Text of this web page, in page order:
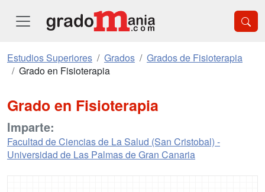
Estudios Superiores Grados
Grados de Fisioterapia
Grado en Fisioterapia
Grado en Fisioterapia
Imparte:
Facultad de Ciencias de La Salud (San Cristobal) -
Universidad de Las Palmas de Gran Canaria